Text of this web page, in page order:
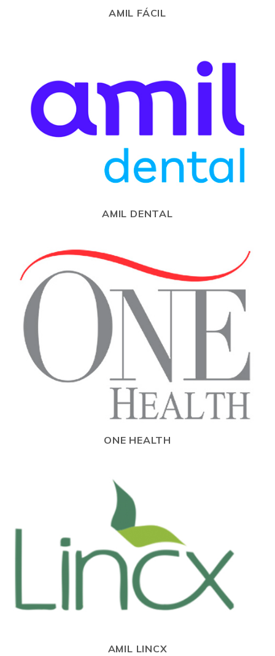
AMIL FÁCIL
AMIL DENTAL
ONE HEALTH
AMIL LINCX